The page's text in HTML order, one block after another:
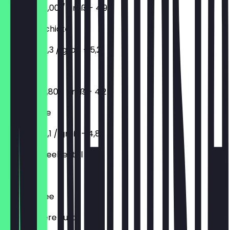
normal - 4,00 / groß - 4,9
Latte Macchiato
normal - 4,3 / groß - 5,2
normal - 2,80 / groß - 4,2
Schokolade
normal - 4,1 / groß - 4,8
Charitea Teebeutel
€ 3,90
Frischer Tee
Jede weitere Zutat